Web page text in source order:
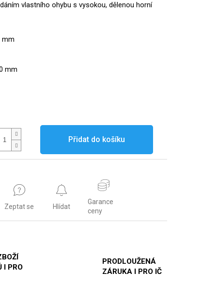
vlastního ohybu s vysokou, dělenou horní
mm
mm
Přidat do košíku
Zeptat se Hlídat
Garance
ceny
I PRO
PRODLOUŽENÁ
ZÁRUKA I PRO IČ